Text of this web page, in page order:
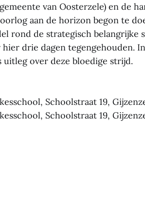
van Oosterzele) en de
aan de horizon begon te
rond de strategisch belangrijke
hier drie dagen tegengehouden.
over deze bloedige strijd.
Schoolstraat 19,
Schoolstraat 19,